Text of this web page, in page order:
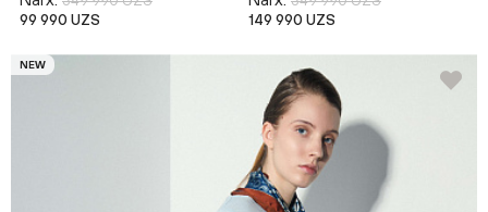
99 990 UZS
149 990 UZS
NEW